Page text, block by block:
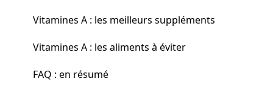
Vitamines A : les meilleurs suppléments
Vitamines A : les aliments à éviter
FAQ : en résumé